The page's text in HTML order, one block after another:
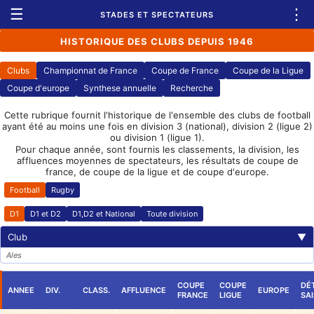
☰ STADES ET SPECTATEURS ⋮
HISTORIQUE DES CLUBS DEPUIS 1946
Clubs Championnat de France Coupe de France
Coupe de la Ligue
Coupe d'europe
Synthese annuelle Recherche
Cette rubrique fournit l'historique de l'ensemble des clubs de football
ayant été au moins une fois en division 3 (national), division 2 (ligue 2)
ou division 1 (ligue 1).
Pour chaque année, sont fournis les classements, la division, les
affluences moyennes de spectateurs, les résultats de coupe de
france, de coupe de la ligue et de coupe d'europe.
Football Rugby
D1 D1 et D2 D1,D2 et National Toute division
Club ▼
Ales
ANNEE DIV. CLASS. AFFLUENCE
COUPE
FRANCE
COUPE
LIGUE
EUROPE